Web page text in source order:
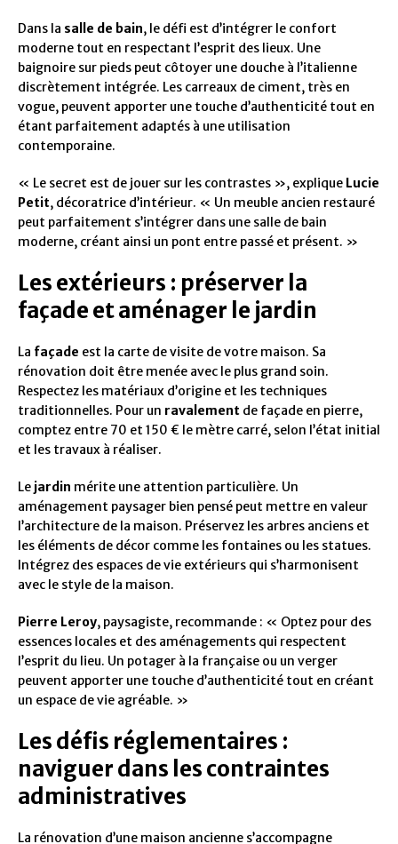
Dans la salle de bain, le défi est d’intégrer le confort
moderne tout en respectant l’esprit des lieux. Une
baignoire sur pieds peut côtoyer une douche à l’italienne
discrètement intégrée. Les carreaux de ciment, très en
vogue, peuvent apporter une touche d’authenticité tout en
étant parfaitement adaptés à une utilisation
contemporaine.
« Le secret est de jouer sur les contrastes », explique Lucie
Petit, décoratrice d’intérieur. « Un meuble ancien restauré
peut parfaitement s’intégrer dans une salle de bain
moderne, créant ainsi un pont entre passé et présent. »
Les extérieurs : préserver la
façade et aménager le jardin
La façade est la carte de visite de votre maison. Sa
rénovation doit être menée avec le plus grand soin.
Respectez les matériaux d’origine et les techniques
traditionnelles. Pour un ravalement de façade en pierre,
comptez entre 70 et 150 € le mètre carré, selon l’état initial
et les travaux à réaliser.
Le jardin mérite une attention particulière. Un
aménagement paysager bien pensé peut mettre en valeur
l’architecture de la maison. Préservez les arbres anciens et
les éléments de décor comme les fontaines ou les statues.
Intégrez des espaces de vie extérieurs qui s’harmonisent
avec le style de la maison.
Pierre Leroy, paysagiste, recommande : « Optez pour des
essences locales et des aménagements qui respectent
l’esprit du lieu. Un potager à la française ou un verger
peuvent apporter une touche d’authenticité tout en créant
un espace de vie agréable. »
Les défis réglementaires :
naviguer dans les contraintes
administratives
La rénovation d’une maison ancienne s’accompagne